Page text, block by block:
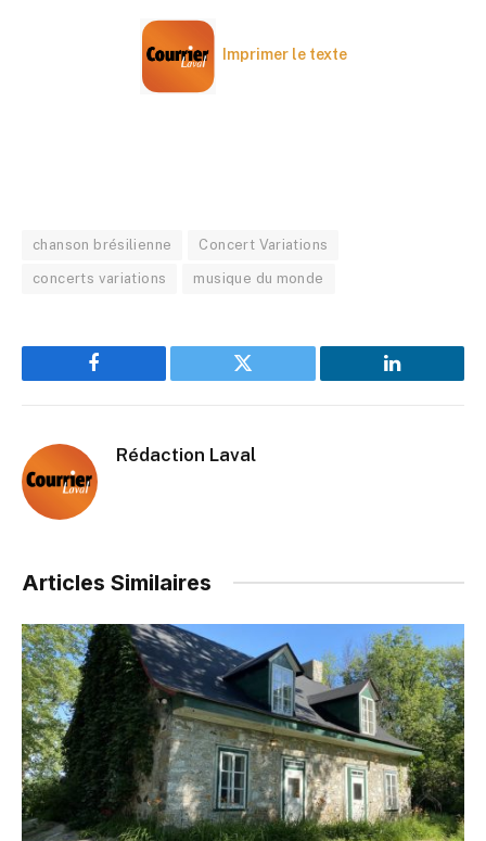
Imprimer le texte
chanson brésilienne Concert Variations
concerts variations musique du monde
Facebook Twitter LinkedIn
Rédaction Laval
Articles Similaires